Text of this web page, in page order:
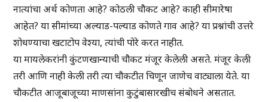
नात्यांचा अर्थ कोणता आहे? कोठली चौकट आहे? काही सीमारेषा
आहेत? या सीमांच्या अल्याड-पल्याड कोणते गाव आहे? या प्रश्नांची उत्तरे
शोधण्याचा खटाटोप वेश्या, त्यांची पोरे करत नाहीत.
या मायलेकरांनी कुंटणखान्याची चौकट मंजूर केलेली असते. मंजूर केली
तरी आणि नाही केली तरी त्या चौकटीत चिणून जाणेच वाट्याला येते. या
चौकटीत आजूबाजूच्या माणसांना कुटुंबासारखीच संबोधने असतात.